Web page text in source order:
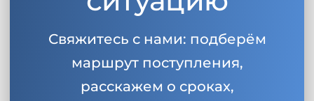
Свяжитесь с нами: подберём
маршрут поступления,
расскажем о сроках,